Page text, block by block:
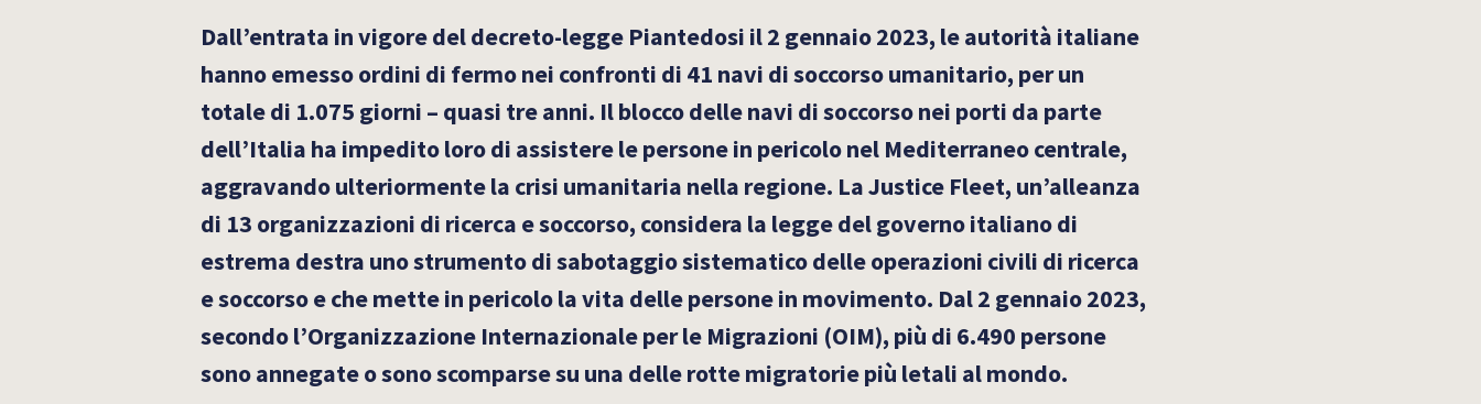
Dall’entrata in vigore del decreto-legge Piantedosi il 2 gennaio 2023, le autorità italiane
hanno emesso ordini di fermo nei confronti di 41 navi di soccorso umanitario, per un
totale di 1.075 giorni – quasi tre anni. Il blocco delle navi di soccorso nei porti da parte
dell’Italia ha impedito loro di assistere le persone in pericolo nel Mediterraneo centrale,
aggravando ulteriormente la crisi umanitaria nella regione. La Justice Fleet, un’alleanza
di 13 organizzazioni di ricerca e soccorso, considera la legge del governo italiano di
estrema destra uno strumento di sabotaggio sistematico delle operazioni civili di ricerca
e soccorso e che mette in pericolo la vita delle persone in movimento. Dal 2 gennaio 2023,
secondo l’Organizzazione Internazionale per le Migrazioni (OIM), più di 6.490 persone
sono annegate o sono scomparse su una delle rotte migratorie più letali al mondo.